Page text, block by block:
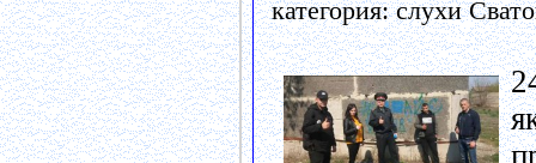
категория: слухи